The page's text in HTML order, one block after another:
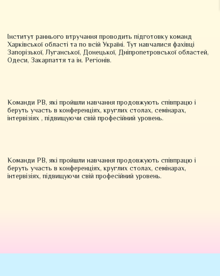
Інститут раннього втручання проводить підготовку команд
Харківської області та по всій Україні. Тут навчалися фахівці
Запорізької, Луганської, Донецької, Дніпропетровської областей,
Одеси, Закарпаття та ін. Регіонів.
Команди РВ, які пройшли навчання продовжують співпрацю і
беруть участь в конференціях, круглих столах, семінарах,
інтервізіях , підвищуючи свій професійний уровень.
Команди РВ, які пройшли навчання продовжують співпрацю і
беруть участь в конференціях, круглих столах, семінарах,
інтервізіях, підвищуючи свій професійний уровень.